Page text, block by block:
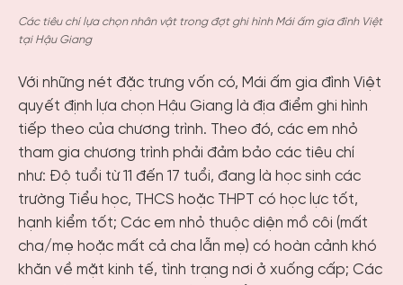
Các tiêu chí lựa chọn nhân vật trong đợt ghi hình Mái ấm gia đình Việt
tại Hậu Giang
Với những nét đặc trưng vốn có, Mái ấm gia đình Việt
quyết định lựa chọn Hậu Giang là địa điểm ghi hình
tiếp theo của chương trình. Theo đó, các em nhỏ
tham gia chương trình phải đảm bảo các tiêu chí
như: Độ tuổi từ 11 đến 17 tuổi, đang là học sinh các
trường Tiểu học, THCS hoặc THPT có học lực tốt,
hạnh kiểm tốt; Các em nhỏ thuộc diện mồ côi (mất
cha/mẹ hoặc mất cả cha lẫn mẹ) có hoàn cảnh khó
khăn về mặt kinh tế, tình trạng nơi ở xuống cấp; Các